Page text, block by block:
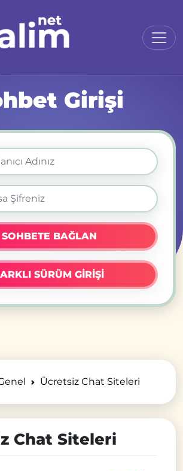
Girişi
SOHBETE BAĞLAN
SÜRÜM GİRİŞİ
Ücretsiz Chat Siteleri
Chat Siteleri